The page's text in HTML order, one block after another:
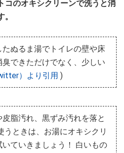
コのオキシクリーンで洗うと消
ぬるま湯でトイレの壁や床
できただけでなく、少しい
）より引用 )
脂汚れ、黒ずみ汚れを落と
うときは、お湯にオキシクリ
ていきましょう！ 白いもの